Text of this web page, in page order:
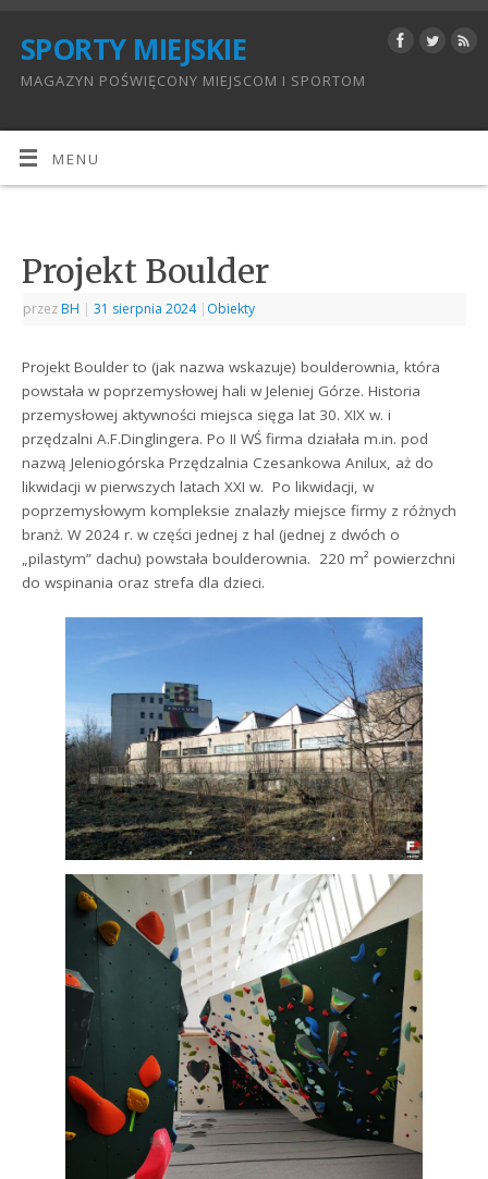
SPORTY MIEJSKIE
MAGAZYN POŚWIĘCONY MIEJSCOM I SPORTOM
MENU
Projekt Boulder
przez BH | 31 sierpnia 2024 | Obiekty
Projekt Boulder to (jak nazwa wskazuje) boulderownia, która
powstała w poprzemysłowej hali w Jeleniej Górze. Historia
przemysłowej aktywności miejsca sięga lat 30. XIX w. i
przędzalni A.F.Dinglingera. Po II WŚ firma działała m.in. pod
nazwą Jeleniogórska Przędzalnia Czesankowa Anilux, aż do
likwidacji w pierwszych latach XXI w. Po likwidacji, w
poprzemysłowym kompleksie znalazły miejsce firmy z różnych
branż. W 2024 r. w części jednej z hal (jednej z dwóch o
„pilastym” dachu) powstała boulderownia. 220 m² powierzchni
do wspinania oraz strefa dla dzieci.